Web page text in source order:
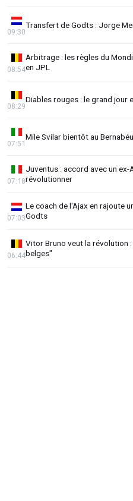
Transfert de Godts : Jorge
09:30
Arbitrage : les règles du
en JPL
08:54
Diables rouges : le grand jour
08:29
Mile Svilar bientôt au
07:51
Juventus : accord avec un
révolutionner
07:18
Le coach de l'Ajax en rajoute
Godts
07:03
Vitor Bruno veut la révolution
belges"
06:44